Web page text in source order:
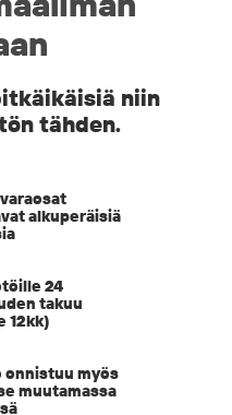
niin
tähden.
alkuperäisiä
24
takuu
12kk)
onnistuu myös
muutamassa